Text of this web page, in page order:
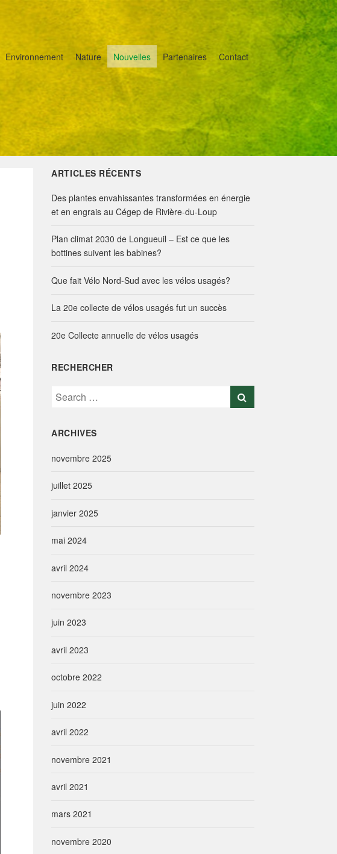
Environnement Nature Nouvelles Partenaires Contact
ARTICLES RÉCENTS
Des plantes envahissantes transformées en énergie
et en engrais au Cégep de Rivière-du-Loup
Plan climat 2030 de Longueuil – Est ce que les
bottines suivent les babines?
Que fait Vélo Nord-Sud avec les vélos usagés?
La 20e collecte de vélos usagés fut un succès
20e Collecte annuelle de vélos usagés
RECHERCHER
S
r
h
o
:
ARCHIVES
novembre 2025
juillet 2025
janvier 2025
mai 2024
avril 2024
novembre 2023
juin 2023
avril 2023
octobre 2022
juin 2022
avril 2022
novembre 2021
avril 2021
mars 2021
novembre 2020